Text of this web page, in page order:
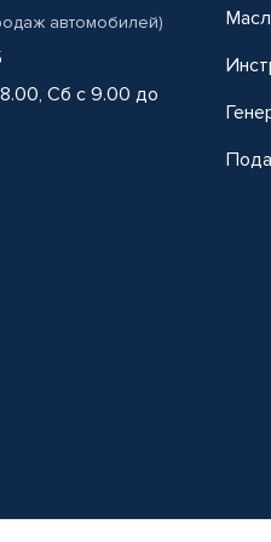
автомобилей)
Сб с 9.00 до